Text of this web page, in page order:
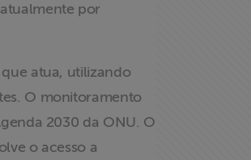
por
atua, utilizando
O monitoramento
2030 da ONU. O
o acesso a